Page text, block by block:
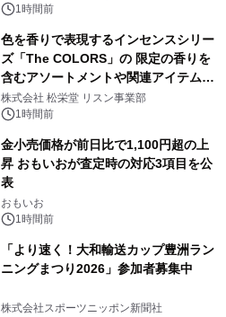
1時間前
色を香りで表現するインセンスシリー
ズ「The COLORS」の 限定の香りを
含むアソートメントや関連アイテムを
8月6日発売
株式会社 松栄堂 リスン事業部
1時間前
金小売価格が前日比で1,100円超の上
昇 おもいおが査定時の対応3項目を公
表
おもいお
1時間前
「より速く！大和輸送カップ豊洲ラン
ニングまつり2026」参加者募集中
株式会社スポーツニッポン新聞社